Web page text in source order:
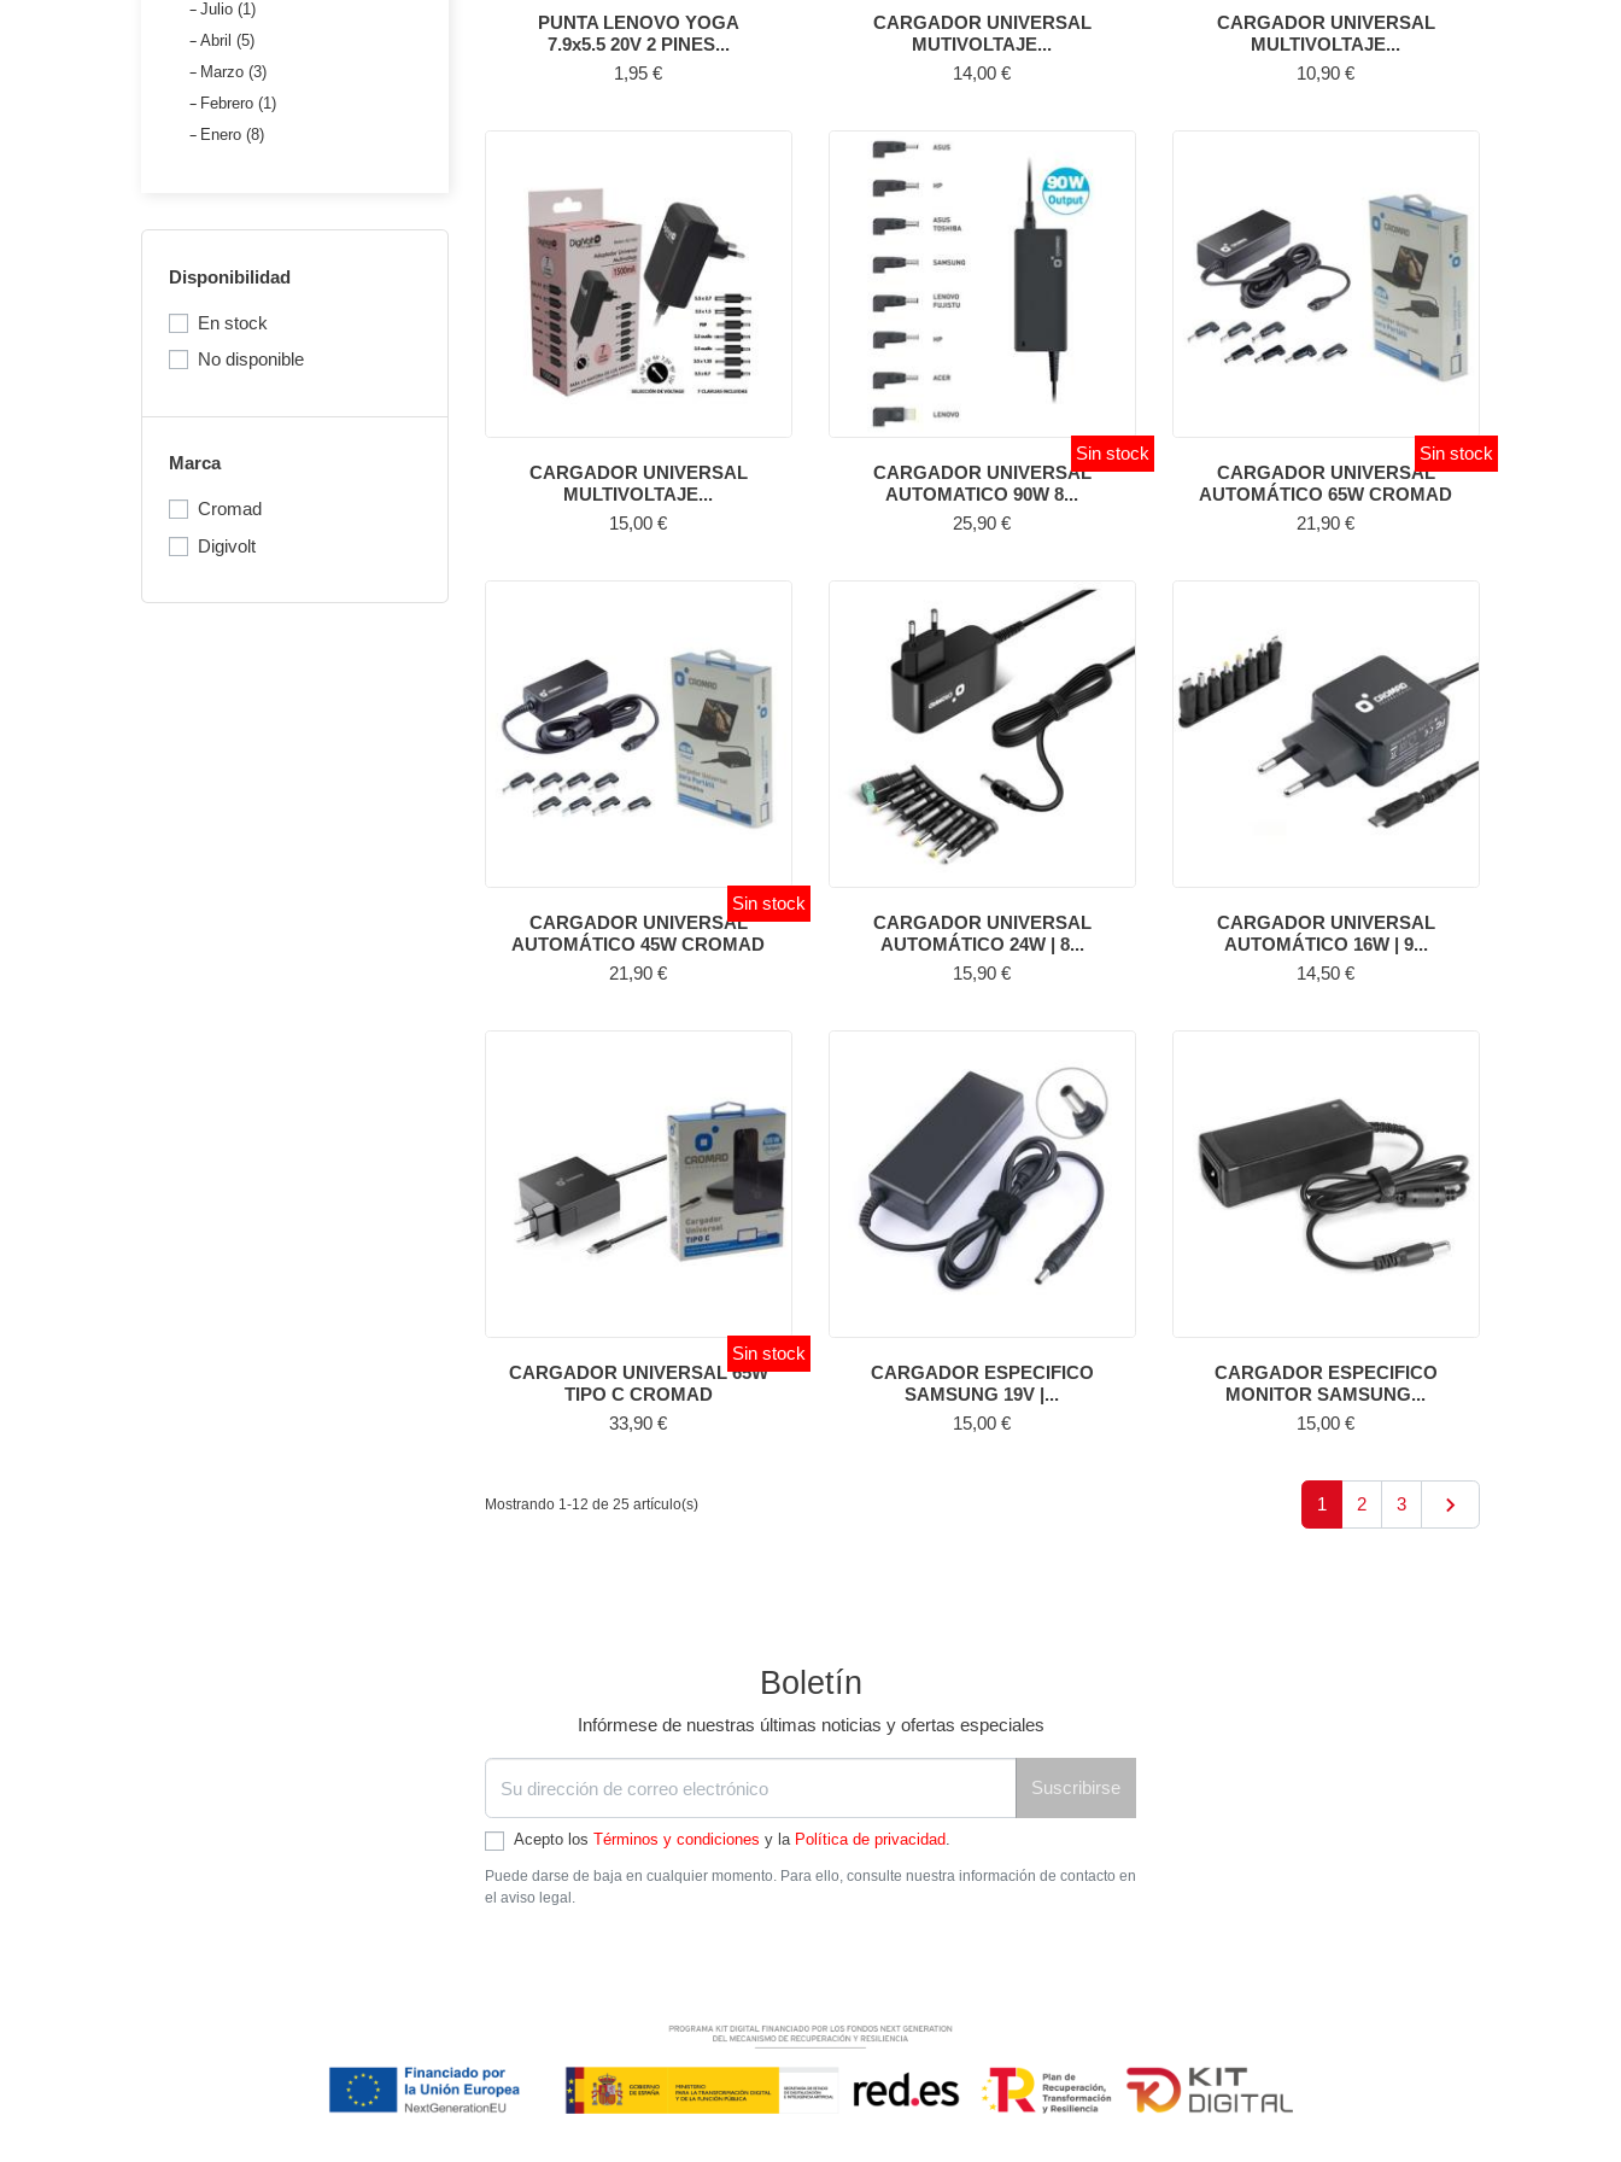
Julio (1)
Abril (5)
Marzo (3)
Febrero (1)
Enero (8)
Disponibilidad
En stock
No disponible
Marca
Cromad
Digivolt
PUNTA LENOVO YOGA
7.9x5.5 20V 2 PINES...
Precio
1,95 €
CARGADOR UNIVERSAL
MUTIVOLTAJE...
Precio
14,00 €
CARGADOR UNIVERSAL
MULTIVOLTAJE...
Precio
10,90 €
CARGADOR UNIVERSAL
MULTIVOLTAJE...
Precio
15,00 €
CARGADOR UNIVERSAL
AUTOMATICO 90W 8...
Sin stock
Precio
25,90 €
CARGADOR UNIVERSAL
AUTOMÁTICO 65W CROMAD
Sin stock
Precio
21,90 €
CARGADOR UNIVERSAL
AUTOMÁTICO 45W CROMAD
Sin stock
Precio
21,90 €
CARGADOR UNIVERSAL
AUTOMÁTICO 24W | 8...
Precio
15,90 €
CARGADOR UNIVERSAL
AUTOMÁTICO 16W | 9...
Precio
14,50 €
CARGADOR UNIVERSAL 65W
TIPO C CROMAD
Sin stock
Precio
33,90 €
CARGADOR ESPECIFICO
SAMSUNG 19V |...
Precio
15,00 €
CARGADOR ESPECIFICO
MONITOR SAMSUNG...
Precio
15,00 €
Mostrando 1-12 de 25 artículo(s) 1 2 3 Siguiente

Boletín
Infórmese de nuestras últimas noticias y ofertas especiales
Suscribirse
Acepto los Términos y condiciones y la Política de privacidad.
Puede darse de baja en cualquier momento. Para ello, consulte nuestra información de contacto en
el aviso legal.